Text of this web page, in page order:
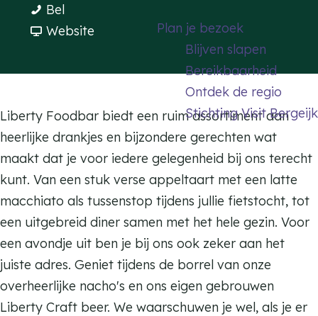
Plan je bezoek
Blijven slapen
Bereikbaarheid
Ontdek de regio
Stichting Visit Bergeijk
t
y
F
o
o
d
b
a
r
r
i
e
r
t
y
F
o
o
d
b
a
a
L
b
e
r
t
y
F
o
o
d
b
BelL
i
e
t
y
F
o
o
d
b
a
r
Website
n
i
b
e
r
t
y
F
o
o
d
Liberty Foodbar biedt een ruim assortiment aan
heerlijke drankjes en bijzondere gerechten wat
maakt dat je voor iedere gelegenheid bij ons terecht
kunt. Van een stuk verse appeltaart met een latte
macchiato als tussenstop tijdens jullie fietstocht, tot
een uitgebreid diner samen met het hele gezin. Voor
een avondje uit ben je bij ons ook zeker aan het
juiste adres. Geniet tijdens de borrel van onze
overheerlijke nacho's en ons eigen gebrouwen
Liberty Craft beer. We waarschuwen je wel, als je er